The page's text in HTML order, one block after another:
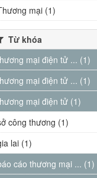
mại (1)
Từ khóa
mại điện tử ... (1)
mại điện tử ... (1)
mại điện tử (1)
công thương (1)
lai (1)
cáo thương mại ... (1)